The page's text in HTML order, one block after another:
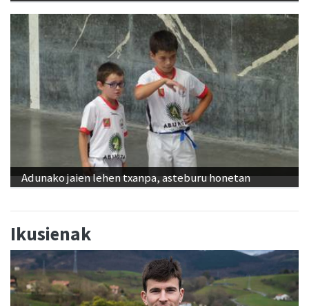
Adunako jaien lehen txanpa, asteburu honetan
Ikusienak